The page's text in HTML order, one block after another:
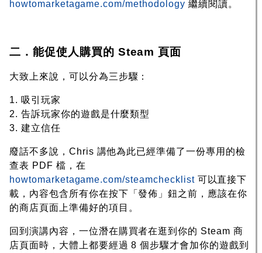
howtomarketagame.com/methodology 繼續閱讀。
二．能促使人購買的 Steam 頁面
大致上來說，可以分為三步驟：
1. 吸引玩家
2. 告訴玩家你的遊戲是什麼類型
3. 建立信任
廢話不多說，Chris 講他為此已經準備了一份專用的檢
查表 PDF 檔，在
howtomarketagame.com/steamchecklist可以直接下
載，內容包含所有你在按下「發佈」鈕之前，應該在你
的商店頁面上準備好的項目。
回到演講內容，一位潛在購買者在逛到你的 Steam 商
店頁面時，大體上都要經過 8 個步驟才會加你的遊戲到